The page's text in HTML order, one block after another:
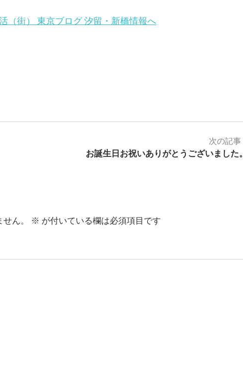
次の記事
お誕生日お祝いありがとうございました。
ん。 ※ が付いている欄は必須項目です